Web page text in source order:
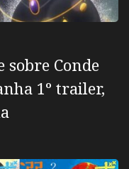
sobre Conde
1º trailer,